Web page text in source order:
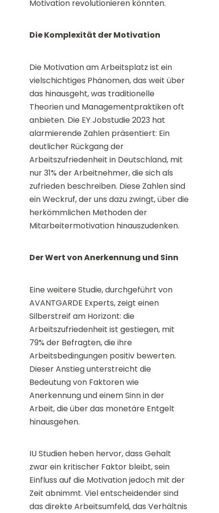
Motivation revolutionieren könnten.
Die Komplexität der Motivation
Die Motivation am Arbeitsplatz ist ein
vielschichtiges Phänomen, das weit über
das hinausgeht, was traditionelle
Theorien und Managementpraktiken oft
anbieten. Die EY Jobstudie 2023 hat
alarmierende Zahlen präsentiert: Ein
deutlicher Rückgang der
Arbeitszufriedenheit in Deutschland, mit
nur 31% der Arbeitnehmer, die sich als
zufrieden beschreiben. Diese Zahlen sind
ein Weckruf, der uns dazu zwingt, über die
herkömmlichen Methoden der
Mitarbeitermotivation hinauszudenken​​.
Der Wert von Anerkennung und Sinn
Eine weitere Studie, durchgeführt von
AVANTGARDE Experts, zeigt einen
Silberstreif am Horizont: die
Arbeitszufriedenheit ist gestiegen, mit
79% der Befragten, die ihre
Arbeitsbedingungen positiv bewerten.
Dieser Anstieg unterstreicht die
Bedeutung von Faktoren wie
Anerkennung und einem Sinn in der
Arbeit, die über das monetäre Entgelt
hinausgehen​​.
IU Studien heben hervor, dass Gehalt
zwar ein kritischer Faktor bleibt, sein
Einfluss auf die Motivation jedoch mit der
Zeit abnimmt. Viel entscheidender sind
das direkte Arbeitsumfeld, das Verhältnis